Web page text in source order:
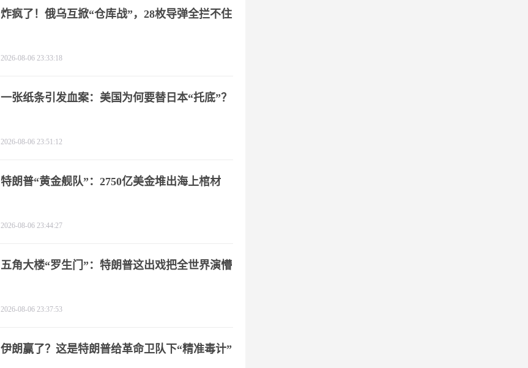
炸疯了！俄乌互掀“仓库战”，28枚导弹全拦不住
2026-08-06 23:33:18
一张纸条引发血案：美国为何要替日本“托底”？
2026-08-06 23:51:12
特朗普“黄金舰队”：2750亿美金堆出海上棺材
2026-08-06 23:44:27
五角大楼“罗生门”：特朗普这出戏把全世界演懵
2026-08-06 23:37:53
伊朗赢了？这是特朗普给革命卫队下“精准毒计”